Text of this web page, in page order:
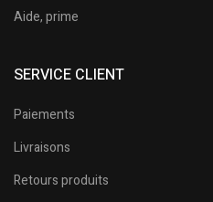
Aide, prime
SERVICE CLIENT
Paiements
Livraisons
Retours produits